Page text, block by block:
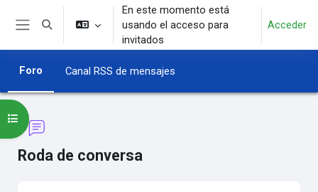
Salta al contenido principal
Selector de búsqueda de entrada
En este momento está
usando el acceso para
invitados
Acceder
Foro Canal RSS de mensajes
Roda de conversa
Abrir índice del curso